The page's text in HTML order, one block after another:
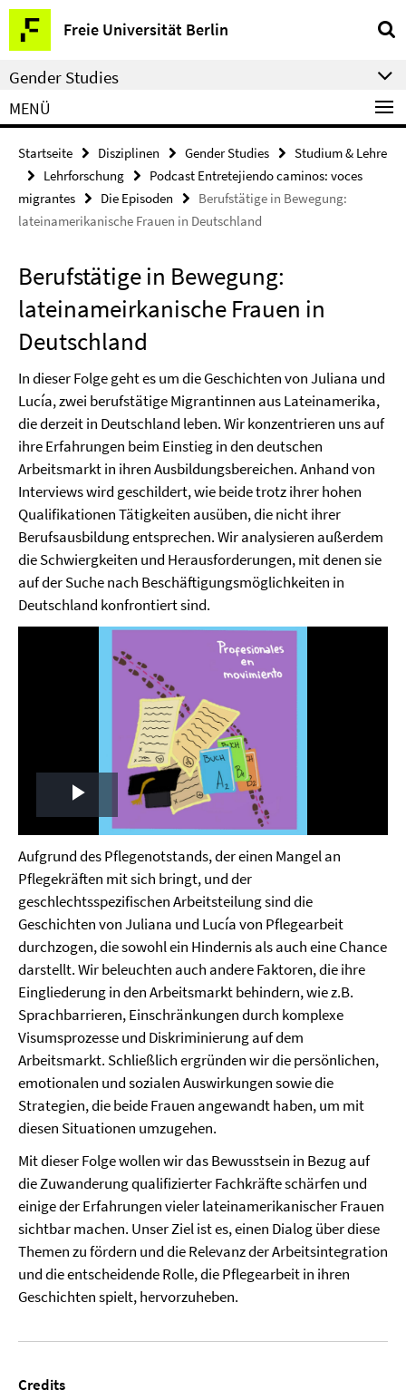
Springe
direkt
zu
Inhalt
Freie Universität Berlin
Service-
Navigation
Gender Studies
MENÜ
Startseite Disziplinen Gender Studies
Studium & Lehre
Lehrforschung
Podcast Entretejiendo caminos: voces
migrantes
Die Episoden
Berufstätige in Bewegung:
lateinamerikanische Frauen in Deutschland
Berufstätige in Bewegung:
lateinameirkanische Frauen in
Deutschland
In dieser Folge geht es um die Geschichten von Juliana und
Lucía, zwei berufstätige Migrantinnen aus Lateinamerika,
die derzeit in Deutschland leben. Wir konzentrieren uns auf
ihre Erfahrungen beim Einstieg in den deutschen
Arbeitsmarkt in ihren Ausbildungsbereichen. Anhand von
Interviews wird geschildert, wie beide trotz ihrer hohen
Qualifikationen Tätigkeiten ausüben, die nicht ihrer
Berufsausbildung entsprechen. Wir analysieren außerdem
die Schwiergkeiten und Herausforderungen, mit denen sie
auf der Suche nach Beschäftigungsmöglichkeiten in
Deutschland konfrontiert sind.
Play
Video
Aufgrund des Pflegenotstands, der einen Mangel an
Pflegekräften mit sich bringt, und der
geschlechtsspezifischen Arbeitsteilung sind die
Geschichten von Juliana und Lucía von Pflegearbeit
durchzogen, die sowohl ein Hindernis als auch eine Chance
darstellt. Wir beleuchten auch andere Faktoren, die ihre
Eingliederung in den Arbeitsmarkt behindern, wie z.B.
Sprachbarrieren, Einschränkungen durch komplexe
Visumsprozesse und Diskriminierung auf dem
Arbeitsmarkt. Schließlich ergründen wir die persönlichen,
emotionalen und sozialen Auswirkungen sowie die
Strategien, die beide Frauen angewandt haben, um mit
diesen Situationen umzugehen.
Mit dieser Folge wollen wir das Bewusstsein in Bezug auf
die Zuwanderung qualifizierter Fachkräfte schärfen und
einige der Erfahrungen vieler lateinamerikanischer Frauen
sichtbar machen. Unser Ziel ist es, einen Dialog über diese
Themen zu fördern und die Relevanz der Arbeitsintegration
und die entscheidende Rolle, die Pflegearbeit in ihren
Geschichten spielt, hervorzuheben.
Credits